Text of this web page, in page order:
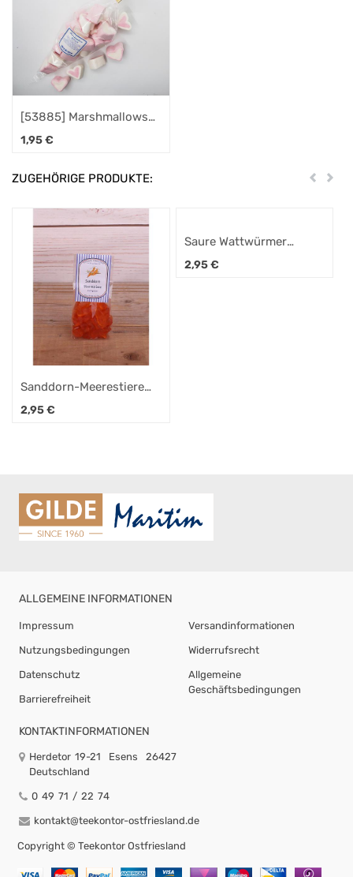
[53885] Marshmallows
Herzen, 75g
1,95€
ZUGEHÖRIGE PRODUKTE: Zurück
Sanddorn-Meerestiere
Fruchtgummi 130g
2,95€
Saure Wattwürmer
Fruchtgummi 130g
2,95€
ALLGEMEINE INFORMATIONEN
Impressum
Nutzungsbedingungen
Datenschutz
Barrierefreiheit
Versandinformationen
Widerrufsrecht
Allgemeine
Geschäftsbedingungen
KONTAKTINFORMATIONEN
Herdetor 19-21 Esens
26427
Deutschland
0 49 71 / 22 74
kontakt@teekontor-ostfriesland.de
Copyright © Teekontor Ostfriesland